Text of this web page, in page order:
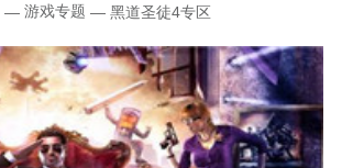
— 游戏专题 — 黑道圣徒4专区